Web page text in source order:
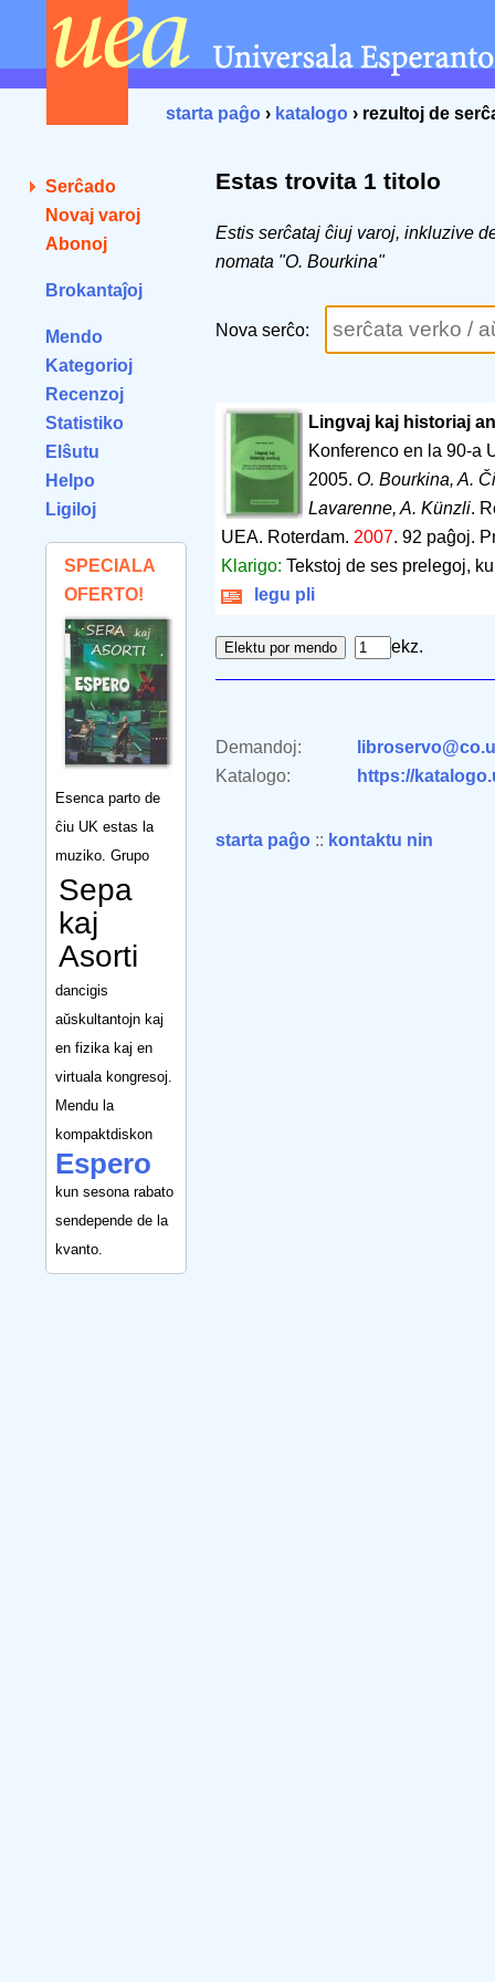
starta paĝo › katalogo › rezultoj de
Serĉado
Novaj varoj
Abonoj
Brokantaĵoj
Mendo
Kategorioj
Recenzoj
Statistiko
Elŝutu
Helpo
Ligiloj
SPECIALA
OFERTO!
Esenca parto de
ĉiu UK estas la
muziko. Grupo
Sepa
kaj
Asorti
dancigis
aŭskultantojn kaj
en fizika kaj en
virtuala kongresoj.
Mendu la
kompaktdiskon
Espero
kun sesona rabato
sendepende de la
kvanto.
Estas trovita 1 titolo
Estis serĉataj ĉiuj varoj, inkluzive
nomata "O. Bourkina"
Nova serĉo:
Lingvaj kaj historiaj
Konferenco en la 90-a
2005. O. Bourkina, A.
Lavarenne, A. Künzli.
UEA. Roterdam. 2007. 92 paĝoj.
Klarigo: Tekstoj de ses prelegoj,
legu pli
ekz.
Demandoj:
Katalogo:
https://
starta paĝo :: kontaktu nin